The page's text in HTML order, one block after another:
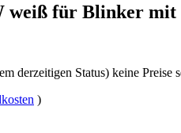
weiß für Blinker
derzeitigen Status) keine Preise
)